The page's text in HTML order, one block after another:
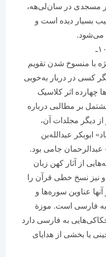
در سان‌لی‌هه،
دیده است و
با منسوخ شدن تقویم
دیگر کسی در دربار به‌خوبی
اثر کلاسیک
مطالبی درباره
مجلدات آن،
عبدالله‌بن
جامی بود.
آثار کهن زبان
نسخ خطی قرآن را
سوره‌ها و
است. موزة
به فارسی دارد
از هدایای